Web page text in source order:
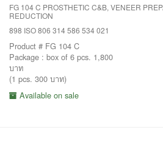
FG 104 C PROSTHETIC C&B, VENEER
REDUCTION
898 ISO 806 314 586 534 021
Product # FG 104 C
Package : box of 6 pcs. 1,800
บาท
(1 pcs. 300 บาท)
Available on sale